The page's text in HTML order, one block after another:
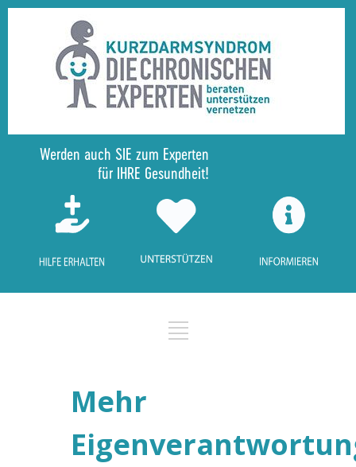
Werden auch SIE zum Experten
für IHRE Gesundheit!
Mehr